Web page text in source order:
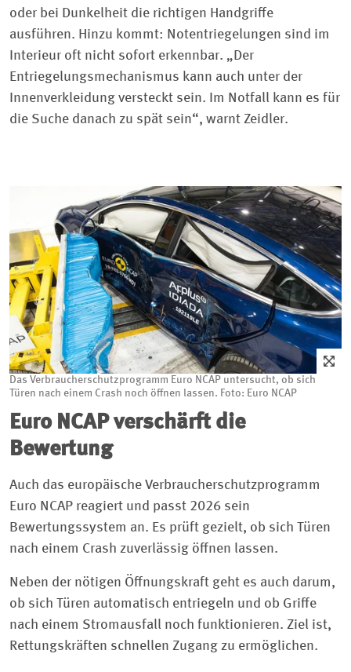
oder bei Dunkelheit die richtigen Handgriffe
ausführen. Hinzu kommt: Notentriegelungen sind im
Interieur oft nicht sofort erkennbar. „Der
Entriegelungsmechanismus kann auch unter der
Innenverkleidung versteckt sein. Im Notfall kann es für
die Suche danach zu spät sein“, warnt Zeidler.
Das Verbraucherschutzprogramm Euro NCAP untersucht, ob sich
Türen nach einem Crash noch öffnen lassen. Foto: Euro NCAP
Euro NCAP verschärft die
Bewertung
Auch das europäische Verbraucherschutzprogramm
Euro NCAP reagiert und passt 2026 sein
Bewertungssystem an. Es prüft gezielt, ob sich Türen
nach einem Crash zuverlässig öffnen lassen.
Neben der nötigen Öffnungskraft geht es auch darum,
ob sich Türen automatisch entriegeln und ob Griffe
nach einem Stromausfall noch funktionieren. Ziel ist,
Rettungskräften schnellen Zugang zu ermöglichen.